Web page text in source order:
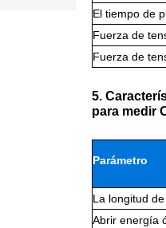
El tiempo de
Fuerza de
Fuerza de
5.
para medir
Parámetro
La longitud
Abrir energía